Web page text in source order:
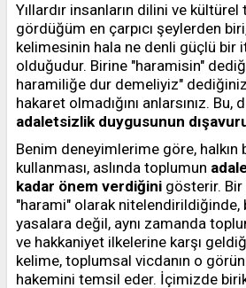
Yıllardır insanların dilini ve
gördüğüm en çarpıcı şeylerden
kelimesinin hala ne denli güçlü bir
olduğudur. Birine "haramisin"
haramiliğe dur demeliyiz"
hakaret olmadığını anlarsınız. Bu,
adaletsizlik duygusunun
Benim deneyimlerime göre, halkın
kullanması, aslında toplumun
kadar önem verdiğini gösterir. Bir
"harami" olarak nitelendirildiğinde,
yasalara değil, aynı zamanda
ve hakkaniyet ilkelerine karşı
kelime, toplumsal vicdanın o
hakemini temsil eder. İçimizde